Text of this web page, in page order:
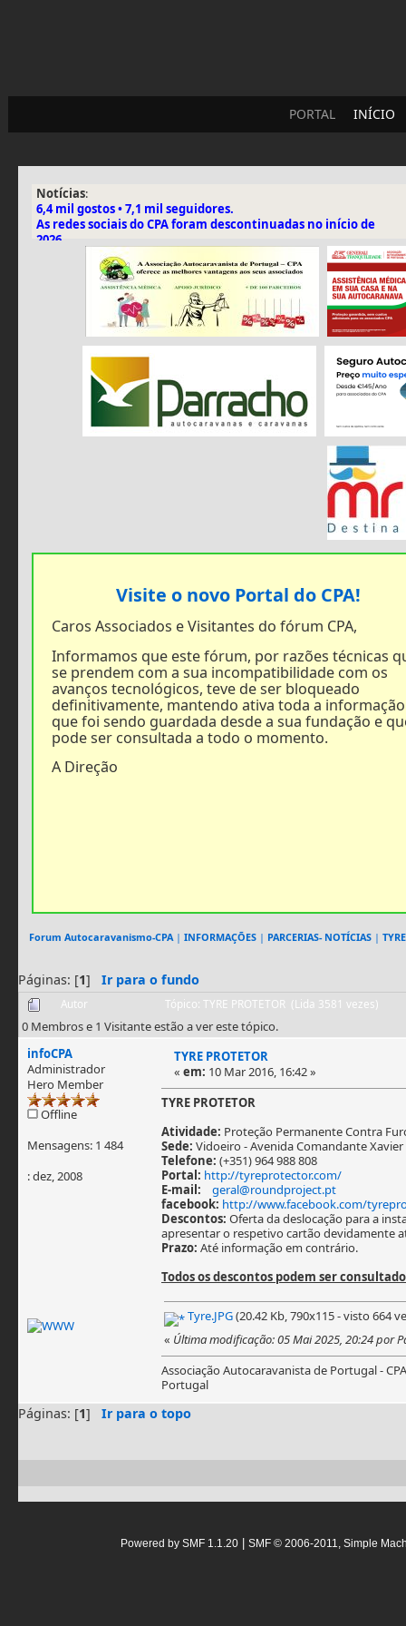
PORTAL INÍCIO
Notícias:
6,4 mil gostos • 7,1 mil seguidores.
As redes sociais do CPA foram descontinuadas no início de
2026.
Visite o novo Portal do CPA!
Caros Associados e Visitantes do fórum CPA,
Informamos que este fórum, por razões técnicas
se prendem com a sua incompatibilidade com os
avanços tecnológicos, teve de ser bloqueado
definitivamente, mantendo ativa toda a informação
que foi sendo guardada desde a sua fundação e
pode ser consultada a todo o momento.
A Direção
Forum Autocaravanismo-CPA| INFORMAÇÕES| PARCERIAS- NOTÍCIAS|
Páginas: [1] Ir para o fundo
Autor Tópico: TYRE PROTETOR (Lida 3581 vezes)
0 Membros e 1 Visitante estão a ver este tópico.
infoCPA
Administrador
Hero Member
Offline
Mensagens: 1 484
: dez, 2008
TYRE PROTETOR
« em: 10 Mar 2016, 16:42 »
TYRE PROTETOR
Atividade: Proteção Permanente Contra
Sede: Vidoeiro - Avenida Comandante Xavier
Telefone: (+351) 964 988 808
Portal: http://tyreprotector.com/
E-mail:
geral@roundproject.pt
facebook: http://www.facebook.com/
Descontos: Oferta da deslocação para a
apresentar o respetivo cartão devidamente
Prazo: Até informação em contrário.
Todos os descontos podem ser
Tyre.JPG(20.42 Kb, 790x115 - visto 664
« Última modificação: 05 Mai 2025, 20:24 por
Associação Autocaravanista de Portugal - CPA
Portugal
Páginas: [1] Ir para o topo
Powered by SMF 1.1.20 | SMF © 2006-2011, Simple